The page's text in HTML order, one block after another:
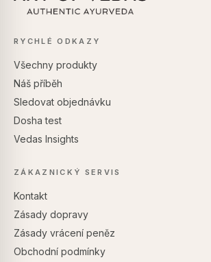
RYCHLÉ ODKAZY
Všechny produkty
Náš příběh
Sledovat objednávku
Dosha test
Vedas Insights
ZÁKAZNICKÝ SERVIS
Kontakt
Zásady dopravy
Zásady vrácení peněz
Obchodní podmínky